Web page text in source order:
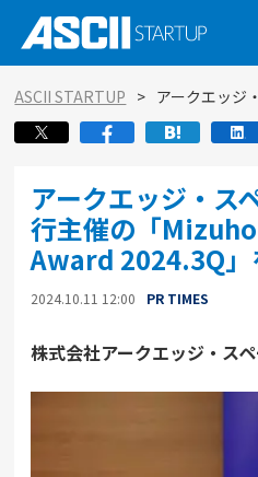
ASCII STARTUP アークエッジ
アークエッジ・ス
行主催の「
Award 2024.3Q」
2024.10.11 12:00 PR TIMES
株式会社アークエッジ・ス